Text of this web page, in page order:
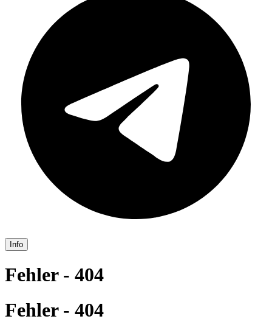
Info
Fehler - 404
Fehler - 404